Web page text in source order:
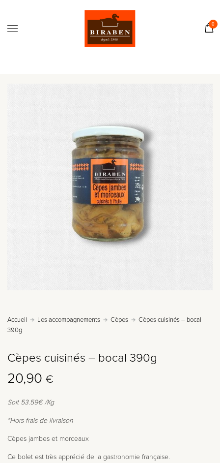
0
Contact
Accueil Les accompagnements Cèpes
Cèpes cuisinés – bocal
390g
Cèpes cuisinés – bocal 390g
20,90 €
Soit 53.59€ /Kg
*Hors frais de livraison
Cèpes jambes et morceaux
Ce bolet est très apprécié de la gastronomie française.